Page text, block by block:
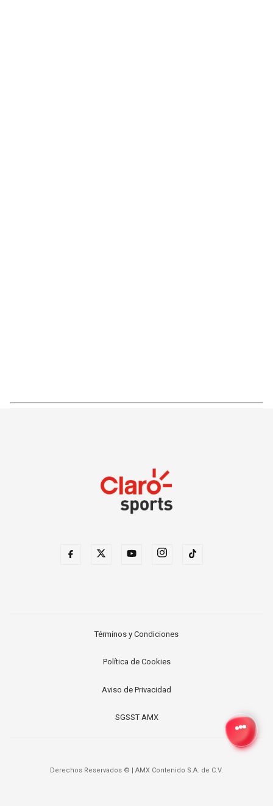
Términos y Condiciones
Política de Cookies
Aviso de Privacidad
SGSST AMX
Derechos Reservados © | AMX Contenido S.A. de C.V.